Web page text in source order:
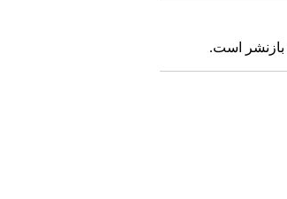
بازنشر است.